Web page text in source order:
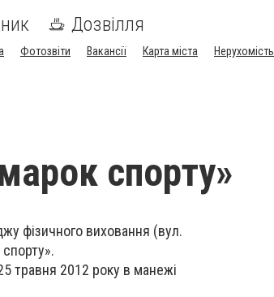
Дозвілля
Фотозвіти Вакансії Карта міста
Нерухомість
спорту»
фізичного виховання (вул.
травня 2012 року в манежі